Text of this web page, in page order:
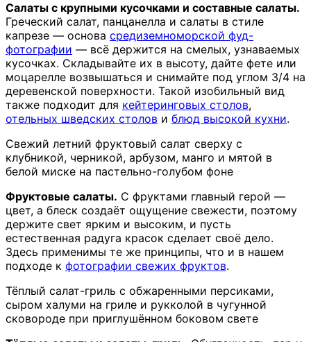
Салаты с крупными кусочками и составные салаты.
Греческий салат, панцанелла и салаты в стиле
капрезе — основа средиземноморской фуд-
фотографии — всё держится на смелых, узнаваемых
кусочках. Складывайте их в высоту, дайте фете или
моцарелле возвышаться и снимайте под углом 3/4 на
деревенской поверхности. Такой изобильный вид
также подходит для кейтеринговых столов,
отельных шведских столов и блюд высокой кухни.
Свежий летний фруктовый салат сверху с
клубникой, черникой, арбузом, манго и мятой в
белой миске на пастельно-голубом фоне
Фруктовые салаты. С фруктами главный герой —
цвет, а блеск создаёт ощущение свежести, поэтому
держите свет ярким и высоким, и пусть
естественная радуга красок сделает своё дело.
Здесь применимы те же принципы, что и в нашем
подходе к фотографии свежих фруктов.
Тёплый салат-гриль с обжаренными персиками,
сыром халуми на гриле и рукколой в чугунной
сковороде при приглушённом боковом свете